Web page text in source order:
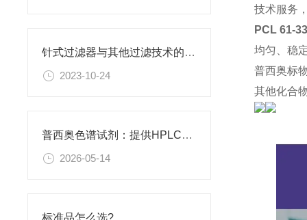
针式过滤器与其他过滤技术的比较
2023-10-24
普西奥色谱试剂：提供HPLC级、LC-MS级等多种规格色谱试剂
2026-05-14
技术服务
PCL 61-
均匀、稳
普西奥标
其他化合